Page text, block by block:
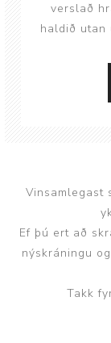
verslað
haldið utan
Vinsamlegast
Ef þú ert að
nýskráningu
Takk